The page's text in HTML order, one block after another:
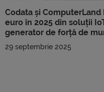
Codata și
euro în 2025 din soluții
generator de forță de
29 septembrie 2025